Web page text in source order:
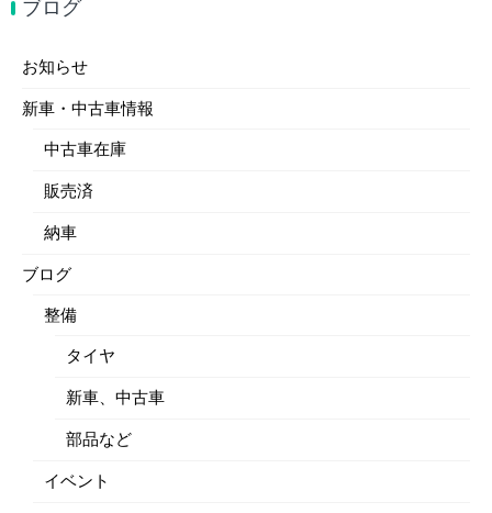
ブログ
お知らせ
新車・中古車情報
中古車在庫
販売済
納車
ブログ
整備
タイヤ
新車、中古車
部品など
イベント